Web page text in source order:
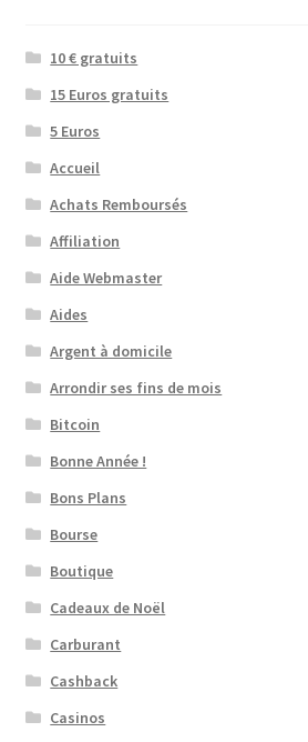
10 € gratuits
15 Euros gratuits
5 Euros
Accueil
Achats Remboursés
Affiliation
Aide Webmaster
Aides
Argent à domicile
Arrondir ses fins de mois
Bitcoin
Bonne Année !
Bons Plans
Bourse
Boutique
Cadeaux de Noël
Carburant
Cashback
Casinos